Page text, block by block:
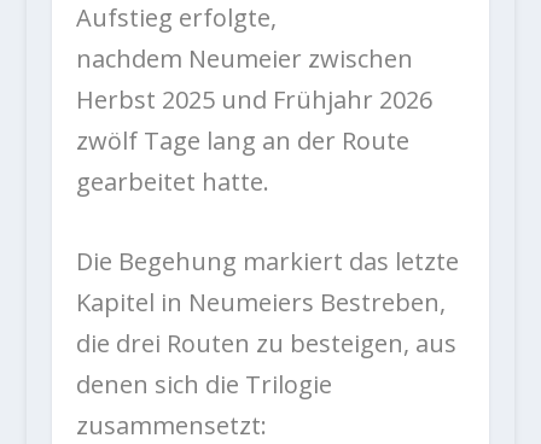
Aufstieg erfolgte,
nachdem Neumeier zwischen
Herbst 2025 und Frühjahr 2026
zwölf Tage lang an der Route
gearbeitet hatte.
Die Begehung markiert das letzte
Kapitel in Neumeiers Bestreben,
die drei Routen zu besteigen, aus
denen sich die Trilogie
zusammensetzt: